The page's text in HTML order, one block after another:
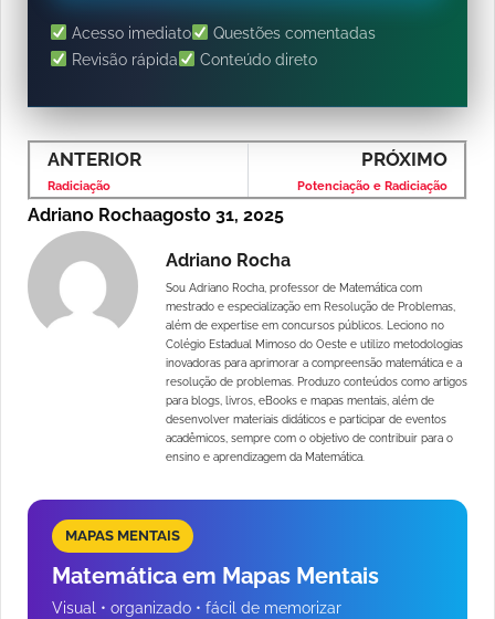
Acesso imediato
Questões comentadas
Revisão rápida
Conteúdo direto
ANTERIOR
Radiciação
PRÓXIMO
Potenciação e Radiciação
Adriano Rochaagosto 31, 2025
Adriano Rocha
Sou Adriano Rocha, professor de Matemática com
mestrado e especialização em Resolução de Problemas,
além de expertise em concursos públicos. Leciono no
Colégio Estadual Mimoso do Oeste e utilizo metodologias
inovadoras para aprimorar a compreensão matemática e a
resolução de problemas. Produzo conteúdos como artigos
para blogs, livros, eBooks e mapas mentais, além de
desenvolver materiais didáticos e participar de eventos
acadêmicos, sempre com o objetivo de contribuir para o
ensino e aprendizagem da Matemática.
MAPAS MENTAIS
Matemática em Mapas Mentais
Visual • organizado • fácil de memorizar